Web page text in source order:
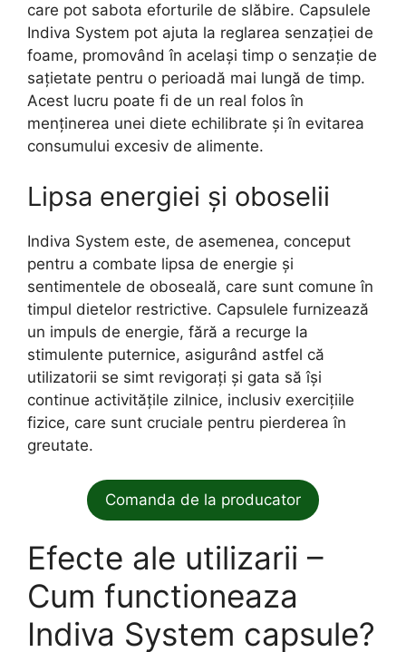
care pot sabota eforturile de slăbire. Capsulele
Indiva System pot ajuta la reglarea senzației de
foame, promovând în același timp o senzație de
sațietate pentru o perioadă mai lungă de timp.
Acest lucru poate fi de un real folos în
menținerea unei diete echilibrate și în evitarea
consumului excesiv de alimente.
Lipsa energiei și oboselii
Indiva System este, de asemenea, conceput
pentru a combate lipsa de energie și
sentimentele de oboseală, care sunt comune în
timpul dietelor restrictive. Capsulele furnizează
un impuls de energie, fără a recurge la
stimulente puternice, asigurând astfel că
utilizatorii se simt revigorați și gata să își
continue activitățile zilnice, inclusiv exercițiile
fizice, care sunt cruciale pentru pierderea în
greutate.
Comanda de la producator
Efecte ale utilizarii –
Cum functioneaza
Indiva System capsule?